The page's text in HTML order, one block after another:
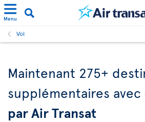
Menu
Vol
Maintenant 275+
supplémentaires avec
par Air Transat